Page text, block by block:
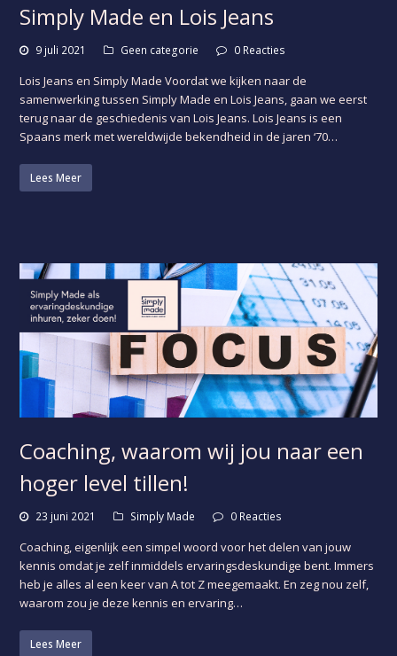
Simply Made en Lois Jeans
9 juli 2021 Geen categorie 0 Reacties
Lois Jeans en Simply Made Voordat we kijken naar de
samenwerking tussen Simply Made en Lois Jeans, gaan we eerst
terug naar de geschiedenis van Lois Jeans. Lois Jeans is een
Spaans merk met wereldwijde bekendheid in de jaren ‘70…
Lees Meer
Coaching, waarom wij jou naar een
hoger level tillen!
23 juni 2021 Simply Made 0 Reacties
Coaching, eigenlijk een simpel woord voor het delen van jouw
kennis omdat je zelf inmiddels ervaringsdeskundige bent. Immers
heb je alles al een keer van A tot Z meegemaakt. En zeg nou zelf,
waarom zou je deze kennis en ervaring…
Lees Meer